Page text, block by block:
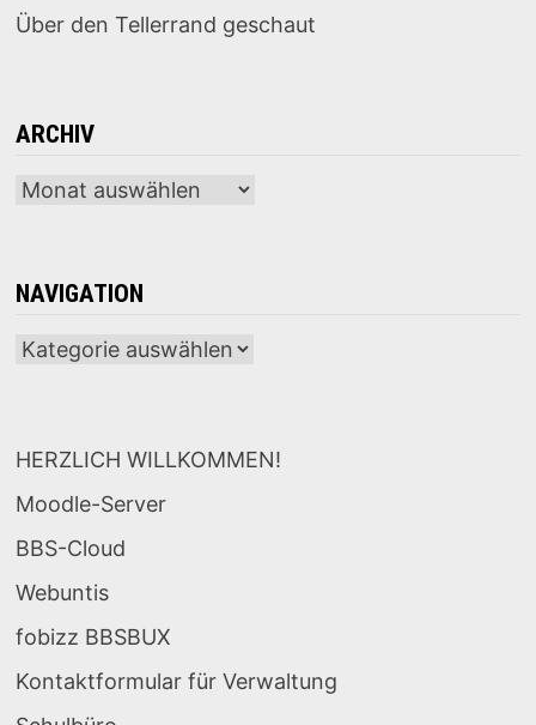
Über den Tellerrand geschaut
ARCHIV
Archiv
NAVIGATION
Navigation
HERZLICH WILLKOMMEN!
Moodle-Server
BBS-Cloud
Webuntis
fobizz BBSBUX
Kontaktformular für Verwaltung